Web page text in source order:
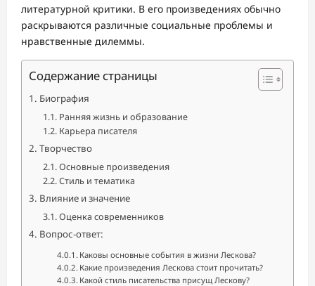
литературной критики. В его произведениях обычно
раскрываются различные социальные проблемы и
нравственные дилеммы.
Содержание страницы
Биография
Ранняя жизнь и образование
Карьера писателя
Творчество
Основные произведения
Стиль и тематика
Влияние и значение
Оценка современников
Вопрос-ответ:
Каковы основные события в жизни Лескова?
Какие произведения Лескова стоит прочитать?
Какой стиль писательства присущ Лескову?